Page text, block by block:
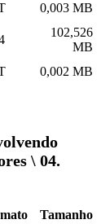
0,003 MB
102,526
MB
0,002 MB
\ 04.
Tamanho